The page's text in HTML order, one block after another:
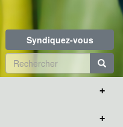
Syndiquez-vous
Formulaire
de